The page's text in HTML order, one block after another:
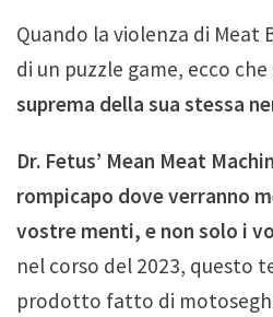
Quando la violenza di Meat
di un puzzle game, ecco che
suprema della sua stessa
Dr. Fetus’ Mean Meat
rompicapo dove verranno
vostre menti, e non solo i
nel corso del 2023, questo
prodotto fatto di